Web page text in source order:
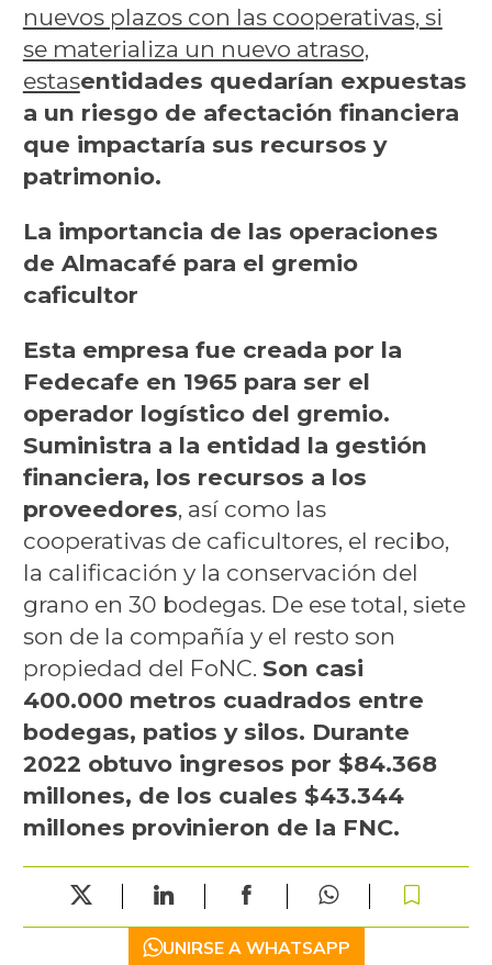
nuevos plazos con las cooperativas, si
se materializa un nuevo atraso,
estasentidades quedarían expuestas
a un riesgo de afectación financiera
que impactaría sus recursos y
patrimonio.
La importancia de las operaciones
de Almacafé para el gremio
caficultor
Esta empresa fue creada por la
Fedecafe en 1965 para ser el
operador logístico del gremio.
Suministra a la entidad la gestión
financiera, los recursos a los
proveedores, así como las
cooperativas de caficultores, el recibo,
la calificación y la conservación del
grano en 30 bodegas. De ese total, siete
son de la compañía y el resto son
propiedad del FoNC. Son casi
400.000 metros cuadrados entre
bodegas, patios y silos. Durante
2022 obtuvo ingresos por $84.368
millones, de los cuales $43.344
millones provinieron de la FNC.
UNIRSE A WHATSAPP